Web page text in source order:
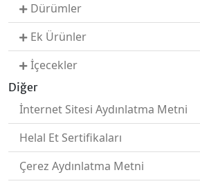
Dürümler
Ek Ürünler
İçecekler
Diğer
İnternet Sitesi Aydınlatma Metni
Helal Et Sertifikaları
Çerez Aydınlatma Metni